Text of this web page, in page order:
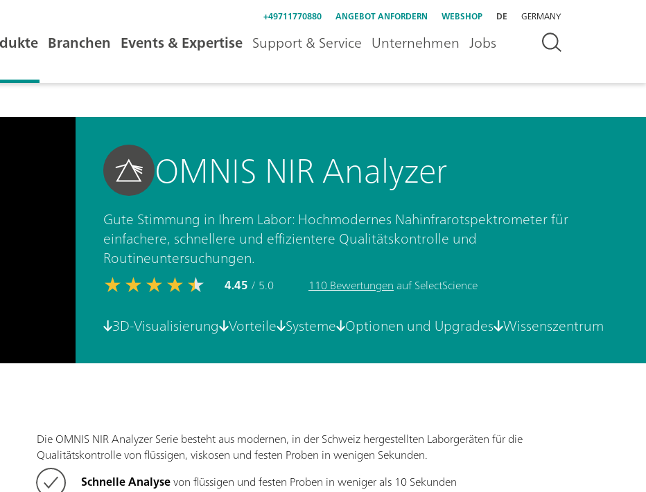
+49711770880 ANGEBOT ANFORDERN WEBSHOP DE GERMANY
Branchen Events & Expertise Support & Service Unternehmen Jobs
OMNIS NIR Analyzer
Gute Stimmung in Ihrem Labor: Hochmodernes Nahinfrarotspektrometer für
einfachere, schnellere und effizientere Qualitätskontrolle und
Routineuntersuchungen.
4.45 / 5.0 110 Bewertungenauf SelectScience
3D-Visualisierung Vorteile Systeme Optionen und Upgrades Wissenszentrum
Die OMNIS NIR Analyzer Serie besteht aus modernen, in der Schweiz hergestellten Laborgeräten für die
Qualitätskontrolle von flüssigen, viskosen und festen Proben in wenigen Sekunden.
Schnelle Analysevon flüssigen und festen Proben in weniger als 10 Sekunden